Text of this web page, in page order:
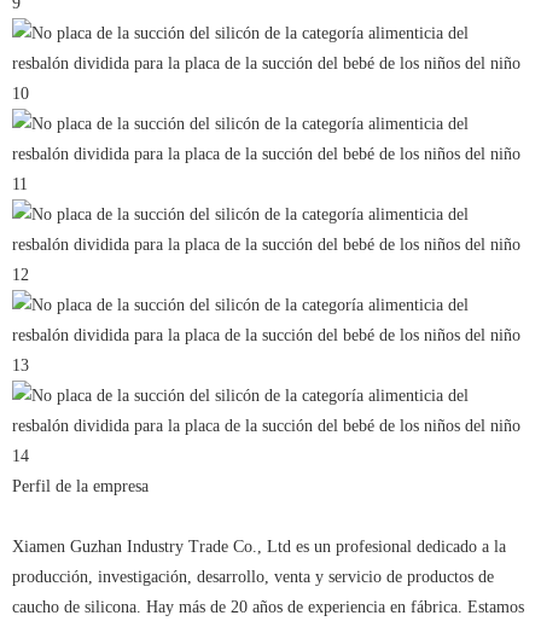
Perfil de la empresa
Xiamen Guzhan Industry Trade Co., Ltd es un profesional dedicado a la
producción, investigación, desarrollo, venta y servicio de productos de
caucho de silicona. Hay más de 20 años de experiencia en fábrica. Estamos